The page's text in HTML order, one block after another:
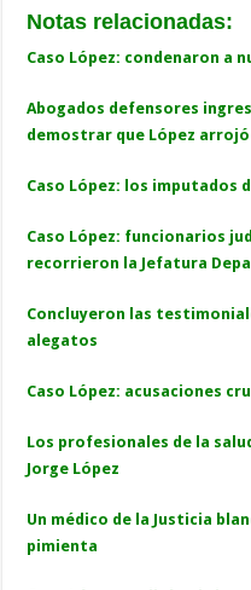
Notas relacionadas:
Caso López: condenaron a
Abogados defensores
demostrar que López
Caso López: los imputados
Caso López: funcionarios
recorrieron la Jefatura
Concluyeron las
alegatos
Caso López: acusaciones
Los profesionales de la
Jorge López
Un médico de la Justicia
pimienta